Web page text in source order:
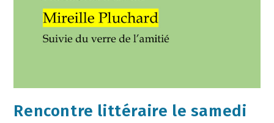
Rencontre littéraire le samedi